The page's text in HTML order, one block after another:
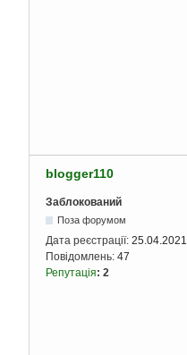
blogger110
Заблокований
Поза форумом
Дата реєстрації: 25.04.2021
Повідомлень: 47
Репутація: 2